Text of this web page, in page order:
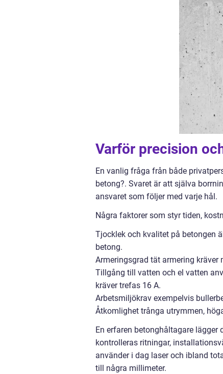
Varför precision
En vanlig fråga från både
betong?. Svaret är att själva
ansvaret som följer med varje hål.
Några faktorer som styr tiden,
Tjocklek och kvalitet på betongen
betong.
Armeringsgrad tät armering kräver
Tillgång till vatten och el vatten
kräver trefas 16 A.
Arbetsmiljökrav exempelvis
Åtkomlighet trånga utrymmen,
En erfaren betonghåltagare
kontrolleras ritningar,
använder i dag laser och ibland
till några millimeter.